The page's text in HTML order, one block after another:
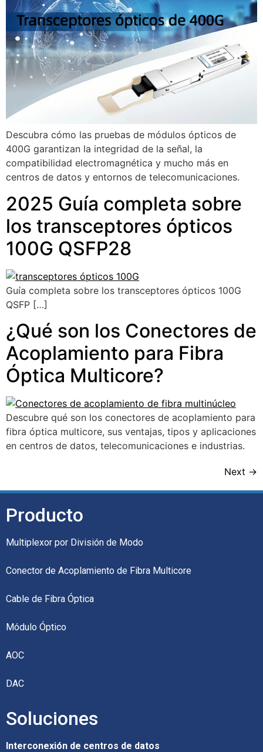
Descubra cómo las pruebas de módulos ópticos de
400G garantizan la integridad de la señal, la
compatibilidad electromagnética y mucho más en
centros de datos y entornos de telecomunicaciones.
2025 Guía completa sobre
los transceptores ópticos
100G QSFP28
Guía completa sobre los transceptores ópticos 100G
QSFP […]
¿Qué son los Conectores de
Acoplamiento para Fibra
Óptica Multicore?
Descubre qué son los conectores de acoplamiento para
fibra óptica multicore, sus ventajas, tipos y aplicaciones
en centros de datos, telecomunicaciones e industrias.
Next →
Producto
Multiplexor por División de Modo
Conector de Acoplamiento de Fibra Multicore
Cable de Fibra Óptica
Módulo Óptico
AOC
DAC
Soluciones
Interconexión de centros de datos